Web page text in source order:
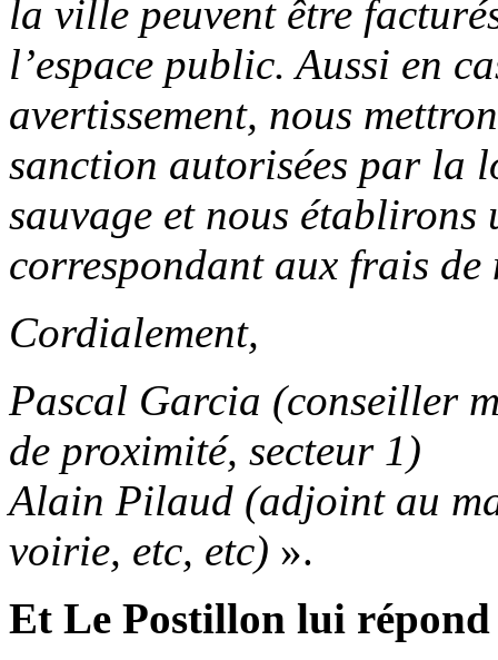
la ville peuvent être
l’espace public. Aussi en
avertissement, nous
sanction autorisées par la
sauvage et nous établirons
correspondant aux frais de
Cordialement,
Pascal Garcia (conseiller
de proximité, secteur 1)
Alain Pilaud (adjoint au
voirie, etc, etc) ».
Et Le Postillon lui répond